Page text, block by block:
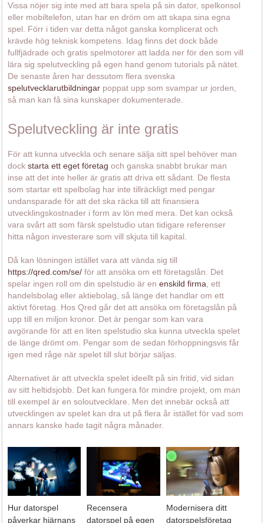
Vissa nöjer sig inte med att bara spela på sin dator, spelkonsol
eller mobiltelefon, utan har en dröm om att skapa sina egna
spel. Förr i tiden var detta något ganska komplicerat och
krävde hög teknisk kompetens. Idag finns det dock både
fullfjädrade och gratis spelmotorer att ladda ner för den som vill
lära sig spelutveckling på egen hand genom tutorials på nätet.
De senaste åren har dessutom flera svenska
spelutvecklarutbildningar poppat upp som svampar ur jorden,
så man kan få sina kunskaper dokumenterade.
Spelutveckling är inte gratis
För att kunna utveckla och senare sälja sitt spel behöver man
dockstarta ett eget företag och ganska snabbt brukar man
inse att det inte heller är gratis att driva ett sådant. De flesta
som startar ett spelbolag har inte tillräckligt med pengar
undansparade för att det ska räcka till att finansiera
utvecklingskostnader i form av lön med mera. Det kan också
vara svårt att som färsk spelstudio utan tidigare referenser
hitta någon investerare som vill skjuta till kapital.
Då kan lösningen istället vara att vända sig till
https://qred.com/se/ för att ansöka om ett företagslån. Det
spelar ingen roll om din spelstudio är enenskild firma , ett
handelsbolag eller aktiebolag, så länge det handlar om ett
aktivt företag. Hos Qred går det att ansöka om företagslån på
upp till en miljon kronor. Det är pengar som kan vara
avgörande för att en liten spelstudio ska kunna utveckla spelet
de länge drömt om. Pengar som de sedan förhoppningsvis får
igen med råge när spelet till slut börjar säljas.
Alternativet är att utveckla spelet ideellt på sin fritid, vid sidan
av sitt heltidsjobb. Det kan fungera för mindre projekt, om man
till exempel är en soloutvecklare. Men det innebär också att
utvecklingen av spelet kan dra ut på flera år istället för vad som
annars kanske hade tagit några månader.
Hur datorspel
påverkar hjärnans
Recensera
datorspel på egen
Modernisera ditt
datorspelsföretag